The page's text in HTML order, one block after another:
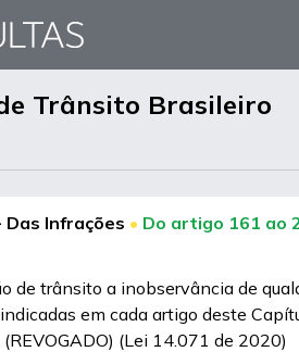
Trânsito Brasileiro
Das Infrações • Do artigo 161 ao
de trânsito a inobservância de
em cada artigo deste
(Lei 14.071 de 2020)